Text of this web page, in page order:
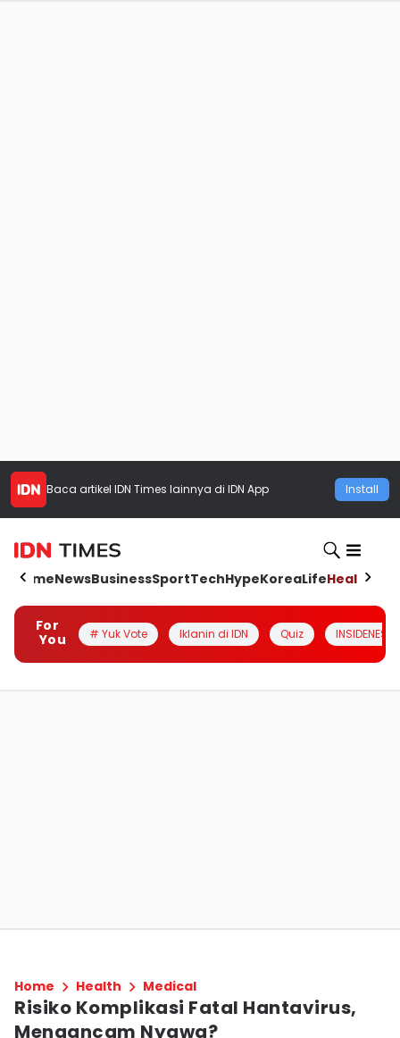
Baca artikel IDN Times lainnya di IDN App Install
HomeNewsBusinessSportTechHypeKoreaLifeHealth
For
You
# Yuk Vote Iklanin di IDN Quiz INSIDENESIA
Home Health Medical
Risiko Komplikasi Fatal Hantavirus,
Mengancam Nyawa?